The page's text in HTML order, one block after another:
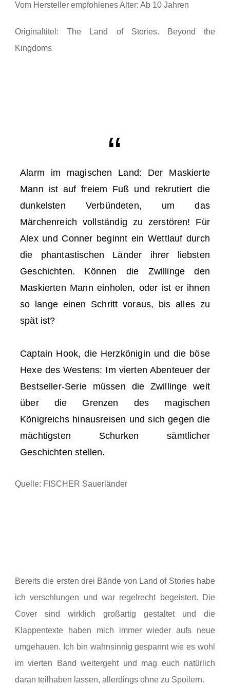
Vom Hersteller empfohlenes Alter: Ab 10 Jahren
Originaltitel: The Land of Stories. Beyond the
Kingdoms
Alarm im magischen Land: Der Maskierte
Mann ist auf freiem Fuß und rekrutiert die
dunkelsten Verbündeten, um das
Märchenreich vollständig zu zerstören! Für
Alex und Conner beginnt ein Wettlauf durch
die phantastischen Länder ihrer liebsten
Geschichten. Können die Zwillinge den
Maskierten Mann einholen, oder ist er ihnen
so lange einen Schritt voraus, bis alles zu
spät ist?
Captain Hook, die Herzkönigin und die böse
Hexe des Westens: Im vierten Abenteuer der
Bestseller-Serie müssen die Zwillinge weit
über die Grenzen des magischen
Königreichs hinausreisen und sich gegen die
mächtigsten Schurken sämtlicher
Geschichten stellen.
Quelle: FISCHER Sauerländer
Bereits die ersten drei Bände von Land of Stories habe
ich verschlungen und war regelrecht begeistert. Die
Cover sind wirklich großartig gestaltet und die
Klappentexte haben mich immer wieder aufs neue
umgehauen. Ich bin wahnsinnig gespannt wie es wohl
im vierten Band weitergeht und mag euch natürlich
daran teilhaben lassen, allerdings ohne zu Spoilern.